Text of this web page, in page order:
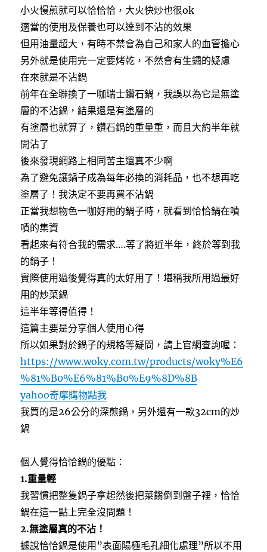
小火慢煎就可以恰恰恰，大火快炒也很ok
適當的使用及保養也可以達到不沾的效果
但用油量超大，有時不禁會為自己和家人的血管擔心
另外就是使用完一定要烤乾，不然會有生鏽的疑慮
在來就是不沾鍋
前年在全聯換了一咖瑞士鑽石鍋，我誤以為它是無塗
層的不沾鍋，結果還是有塗層的
有塗層也就算了，鑽石鍋的重量重，而且大約半年就
開沾了
後來發現網路上相同苦主還真不少啊
為了避免讓鍋子成為每年必換的消耗品，也不想再吃
塗層了！我決定不要再買不沾鍋
正當我想物色一咖好用的鍋子時，就看到恰恰鍋在嘖
嘖的集資
看起來有符合我的需求….等了將近半年，終於等到我
的鍋子！
實際使用過後覺得真的太好用了！堪稱我所用過最好
用的炒菜鍋
這半年等得值得！
這篇主要是分享個人使用心得
所以如果對於鍋子的規格等疑問，請上官網查詢喔：
https://www.woky.com.tw/products/woky%E6
%81%B0%E6%81%B0%E9%8D%8B
yahoo奇摩購物點我
我買的是26公分的深煎鍋，另外還有一款32cm的炒
鍋
個人覺得恰恰鍋的優點：
1.重量輕
我習慣把整隻鍋子拿起然後把菜餚倒到盤子裡，恰恰
鍋在這一點上完全沒問題！
2.無塗層真的不沾！
據說恰恰鍋是使用”表面陽極毛孔細化處理”所以不用